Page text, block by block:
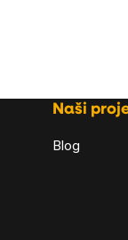
Naši
Blog